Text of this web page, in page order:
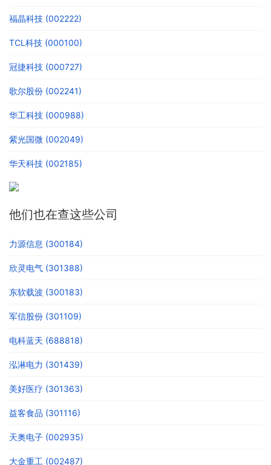
福晶科技 (002222)
TCL科技 (000100)
冠捷科技 (000727)
歌尔股份 (002241)
华工科技 (000988)
紫光国微 (002049)
华天科技 (002185)
他们也在查这些公司
力源信息 (300184)
欣灵电气 (301388)
东软载波 (300183)
军信股份 (301109)
电科蓝天 (688818)
泓淋电力 (301439)
美好医疗 (301363)
益客食品 (301116)
天奥电子 (002935)
大金重工 (002487)